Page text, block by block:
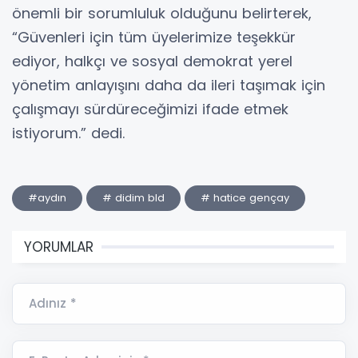
önemli bir sorumluluk olduğunu belirterek,
“Güvenleri için tüm üyelerimize teşekkür
ediyor, halkçı ve sosyal demokrat yerel
yönetim anlayışını daha da ileri taşımak için
çalışmayı sürdüreceğimizi ifade etmek
istiyorum.” dedi.
#aydın # didim bld # hatice gençay
YORUMLAR
Adınız *